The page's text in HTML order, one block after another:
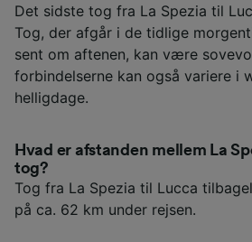
Det sidste tog fra La Spezia til
Tog, der afgår i de tidlige
sent om aftenen, kan være
forbindelserne kan også variere i
helligdage.
Hvad er afstanden mellem La
tog?
Tog fra La Spezia til Lucca
på ca. 62 km under rejsen.